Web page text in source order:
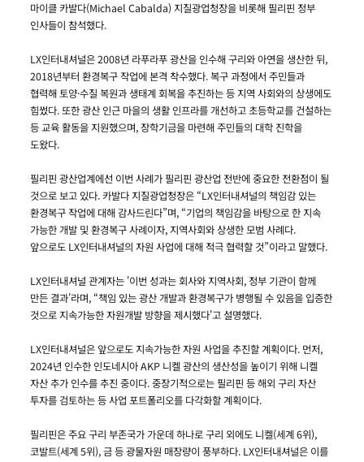
마이클 카발다(Michael Cabalda) 지질광업청장을 비롯해 필리핀 정부
인사들이 참석했다.
LX인터내셔널은 2008년 라푸라푸 광산을 인수해 구리와 아연을 생산한 뒤,
2018년부터 환경복구 작업에 본격 착수했다. 복구 과정에서 주민들과
협력해 토양·수질 복원과 생태계 회복을 추진하는 등 지역 사회와의 상생에도
힘썼다. 또한 광산 인근 마을의 생활 인프라를 개선하고 초등학교를 건설하는
등 교육 활동을 지원했으며, 장학기금을 마련해 주민들의 대학 진학을
도왔다.
필리핀 광산업계에선 이번 사례가 필리핀 광산업 전반에 중요한 전환점이 될
것으로 보고 있다. 카발다 지질광업청장은 “LX인터내셔널의 책임감 있는
환경복구 작업에 대해 감사드린다”며, “기업의 책임감을 바탕으로 한 지속
가능한 개발 및 환경복구 사례이자, 지역사회와 상생한 모범 사례다.
앞으로도 LX인터내셔널의 자원 사업에 대해 적극 협력할 것”이라고 말했다.
LX인터내셔널 관계자는 '이번 성과는 회사와 지역사회, 정부 기관이 함께
만든 결과'라며, “책임 있는 광산 개발과 환경복구가 병행될 수 있음을 입증한
것으로 지속가능한 자원개발 방향을 제시했다'고 설명했다.
LX인터내셔널은 앞으로도 지속가능한 자원 사업을 추진할 계획이다. 먼저,
2024년 인수한 인도네시아 AKP 니켈 광산의 생산성을 높이기 위해 니켈
자산 추가 인수를 추진 중이다. 중장기적으로는 필리핀 등 해외 구리 자산
투자를 검토하는 등 사업 포트폴리오를 다각화할 계획이다.
필리핀은 주요 구리 부존국가 가운데 하나로 구리 외에도 니켈(세계 6위),
코발트(세계 5위), 금 등 광물자원 매장량이 풍부하다. LX인터내셔널은 이를